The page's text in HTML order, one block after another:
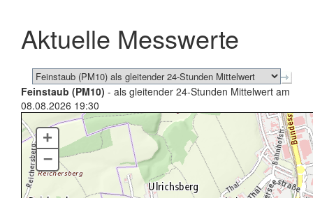
schließen
Aktuelle Messwerte
Feinstaub (PM10) - als gleitender 24-Stunden Mittelwert am
08.08.2026 19:30
+
–